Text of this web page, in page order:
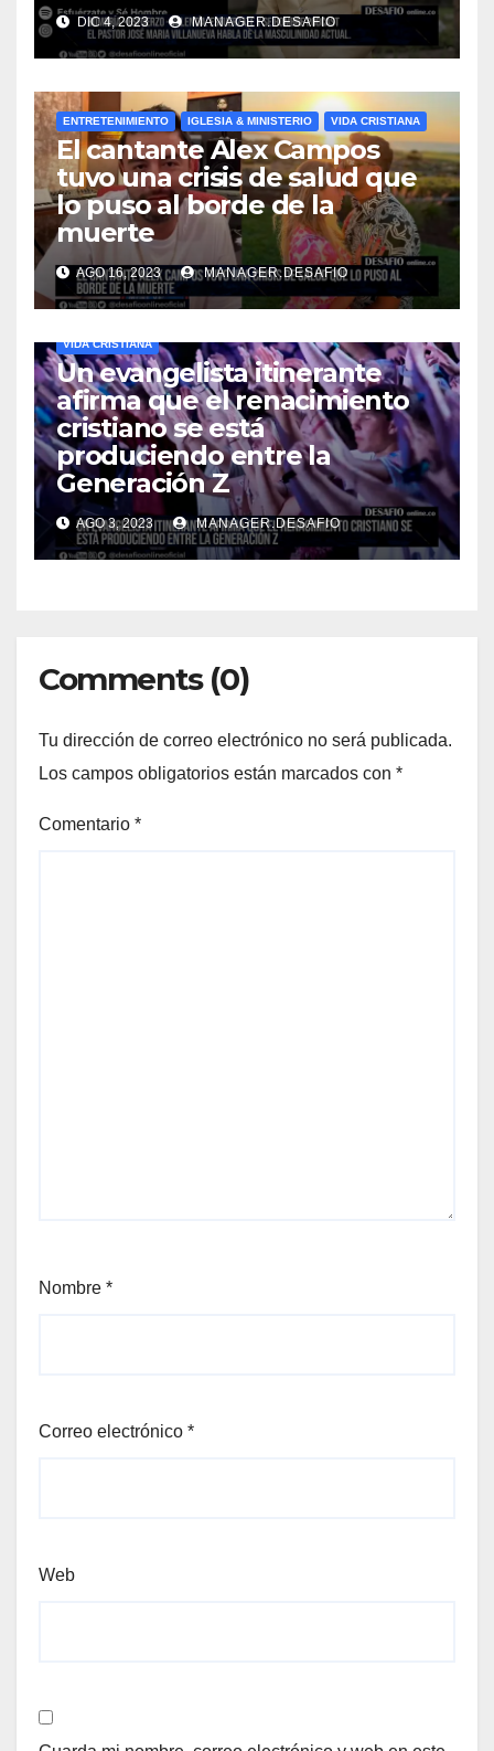
DIC 4, 2023 MANAGER.DESAFIO
ENTRETENIMIENTO IGLESIA & MINISTERIO VIDA CRISTIANA
El cantante Alex Campos
tuvo una crisis de salud que
lo puso al borde de la
muerte
AGO 16, 2023 MANAGER.DESAFIO
VIDA CRISTIANA
Un evangelista itinerante
afirma que el renacimiento
cristiano se está
produciendo entre la
Generación Z
AGO 3, 2023 MANAGER.DESAFIO
Comments (0)
Tu dirección de correo electrónico no será publicada.
Los campos obligatorios están marcados con *
Comentario *
Nombre *
Correo electrónico *
Web